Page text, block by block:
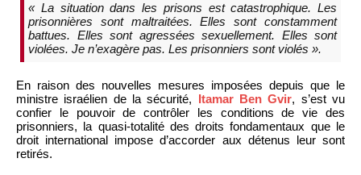
« La situation dans les prisons est catastrophique. Les
prisonnières sont maltraitées. Elles sont constamment
battues. Elles sont agressées sexuellement. Elles sont
violées. Je n’exagère pas. Les prisonniers sont violés ».
En raison des nouvelles mesures imposées depuis que le
ministre israélien de la sécurité, Itamar Ben Gvir, s’est vu
confier le pouvoir de contrôler les conditions de vie des
prisonniers, la quasi-totalité des droits fondamentaux que le
droit international impose d’accorder aux détenus leur sont
retirés.